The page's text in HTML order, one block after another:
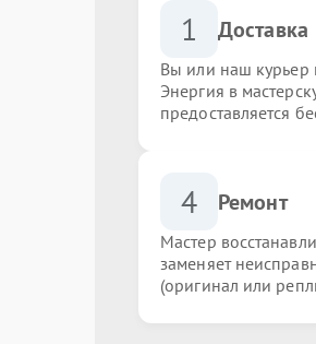
1 Доставка
Вы или наш курьер
Энергия в
предоставляется
4 Ремонт
Мастер
заменяет
(оригинал или